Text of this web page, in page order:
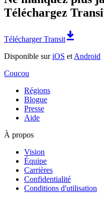
Téléchargez
Télécharger Transit
Disponible suriOS et Android
Coucou
Régions
Blogue
Presse
Aide
À propos
Vision
Équipe
Carrières
Confidentialité
Conditions d'utilisation